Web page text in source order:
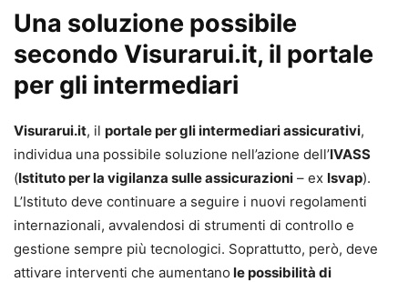
Una soluzione possibile
secondo Visurarui.it, il portale
per gli intermediari
Visurarui.it, il portale per gli intermediari assicurativi,
individua una possibile soluzione nell’azione dell’IVASS
(Istituto per la vigilanza sulle assicurazioni – ex Isvap).
L’Istituto deve continuare a seguire i nuovi regolamenti
internazionali, avvalendosi di strumenti di controllo e
gestione sempre più tecnologici. Soprattutto, però, deve
attivare interventi che aumentano le possibilità di